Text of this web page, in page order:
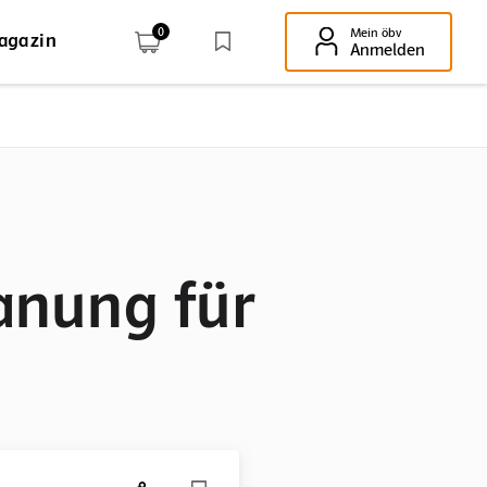
Taste! 0 Mein öbv
Anmelden
für